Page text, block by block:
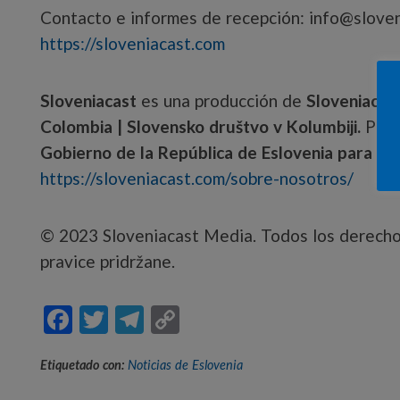
Contacto e informes de recepción:
https://sloveniacast.com
Sloveniacast es una producción de
Colombia | Slovensko društvo v Kolumbiji.
Gobierno de la República de Eslovenia para
https://sloveniacast.com/sobre-nosotros/
© 2023 Sloveniacast Media. Todos los
pravice pridržane.
F
e
T
itt
T
e
p
Etiquetado con: Noticias de Eslovenia